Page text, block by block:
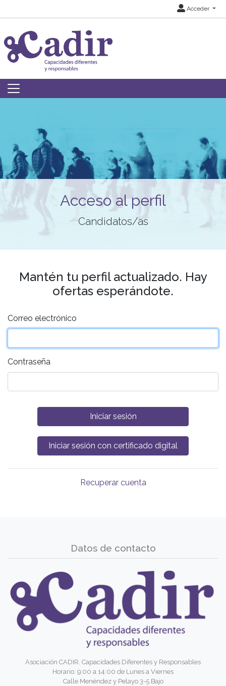
Acceder
Acceso al perfil
Candidatos/as
Mantén tu perfil actualizado. Hay
ofertas esperándote.
Correo electrónico
Contraseña
Recuperar cuenta
Datos de contacto
Asociación CADIR. Capacidades Diferentes y Responsables
Horario: 9:00 a 14:00 de Lunes a Viernes
Calle Menéndez y Pelayo 3-5 Bajo